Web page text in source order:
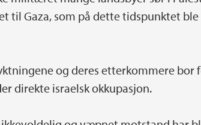
til Gaza, som på dette tidspunktet
og deres etterkommere bor
direkte israelsk okkupasjon.